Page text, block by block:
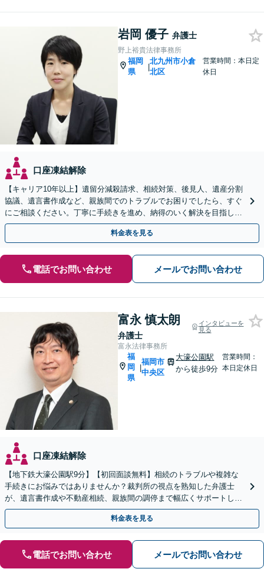
岩岡 優子 弁護士
野上裕貴法律事務所
福岡
県
|
北九州市小倉
北区
営業時間：本日定
休日
口座凍結解除
【キャリア10年以上】遺留分減殺請求、相続対策、後見人、遺産分割
協議、遺言書作成など、親族間でのトラブルでお困りでしたら、すぐ
にご相談ください。丁寧に手続きを進め、納得のいく解決を目指しま
す。【完全個室で相談】【駐車場あり】
料金表を見る
電話でお問い合わせ メールでお問い合わせ
富永 慎太朗
弁護士
インタビューを
見る
富永法律事務所
福
岡
県
|
福岡市
中央区
大濠公園駅
から徒歩9分
営業時間：
本日定休日
口座凍結解除
【地下鉄大濠公園駅9分】【初回面談無料】相続のトラブルや複雑な
手続きにお悩みではありませんか？裁判所の視点を熟知した弁護士
が、遺言書作成や不動産相続、親族間の調停まで幅広くサポートしま
す！負担を減らし円満に解決します。【夜間面談利用可】
料金表を見る
電話でお問い合わせ メールでお問い合わせ